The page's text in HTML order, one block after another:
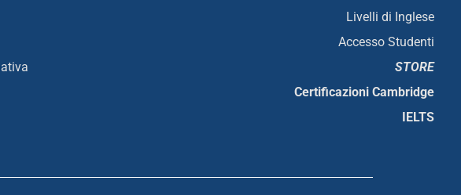
Livelli di Inglese
Accesso Studenti
STORE
Certificazioni Cambridge
IELTS